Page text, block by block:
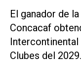
El ganador de
Concacaf
Intercontinental
Clubes del 2029.